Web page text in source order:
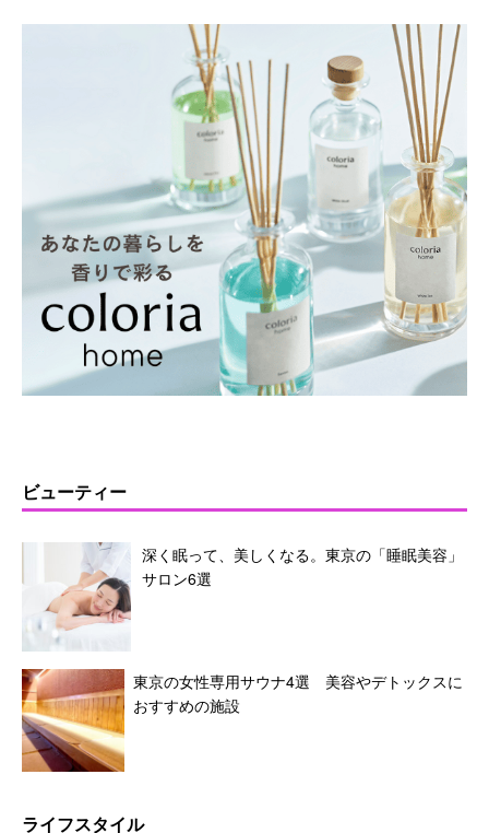
ビューティー
深く眠って、美しくなる。東京の「睡眠美容」
サロン6選
東京の女性専用サウナ4選 美容やデトックスに
おすすめの施設
ライフスタイル